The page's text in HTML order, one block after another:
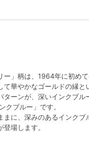
」柄は、1964年に初めて
華やかなゴールドの縁と
ーンが、深いインクブル
クブルー」です。
に、深みのあるインクブ
場します。